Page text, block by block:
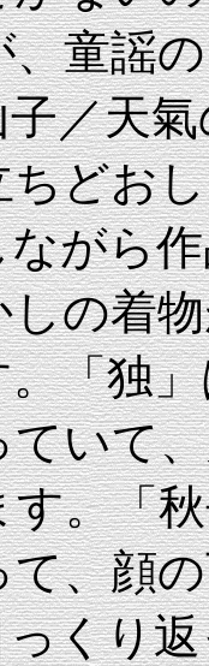
童謡
／天
どお
がら
の着
「独
いて
。「
、顔
くり